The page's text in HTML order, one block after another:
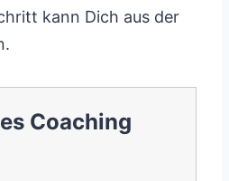
kann Dich aus der
Coaching